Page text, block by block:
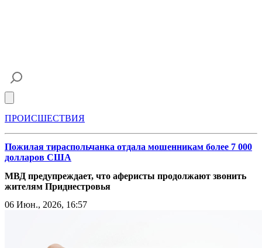
ПРОИСШЕСТВИЯ
Пожилая тираспольчанка отдала мошенникам более 7 000
долларов США
МВД предупреждает, что аферисты продолжают звонить
жителям Приднестровья
06 Июн., 2026, 16:57